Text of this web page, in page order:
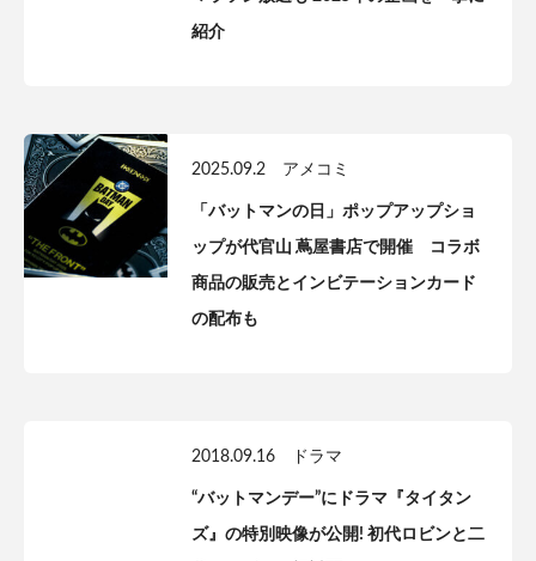
紹介
2025.09.2 アメコミ
「バットマンの日」ポップアップショ
ップが代官山 蔦屋書店で開催 コラボ
商品の販売とインビテーションカード
の配布も
2018.09.16 ドラマ
“バットマンデー”にドラマ『タイタン
ズ』の特別映像が公開! 初代ロビンと二